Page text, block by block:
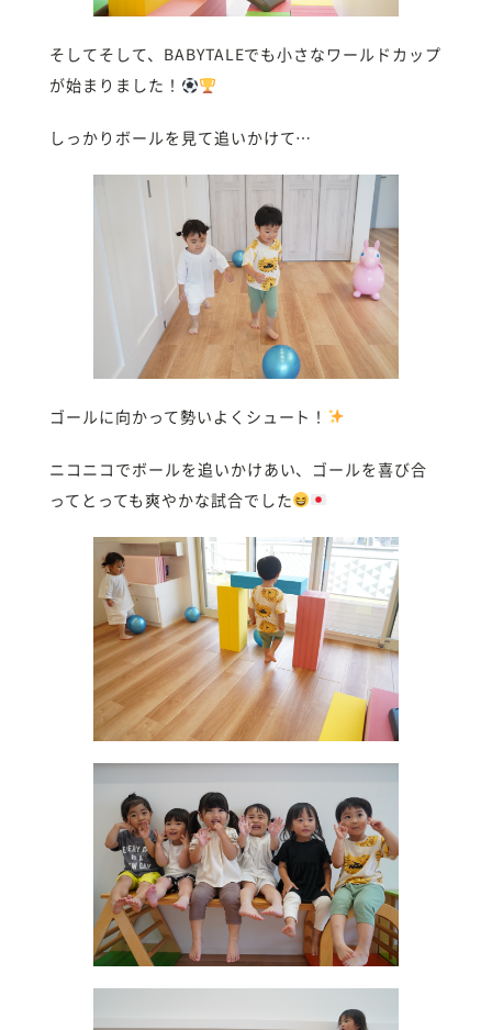
そしてそして、BABYTALEでも小さなワールドカップ
が始まりました！
しっかりボールを見て追いかけて…
ゴールに向かって勢いよくシュート！
ニコニコでボールを追いかけあい、ゴールを喜び合
ってとっても爽やかな試合でした